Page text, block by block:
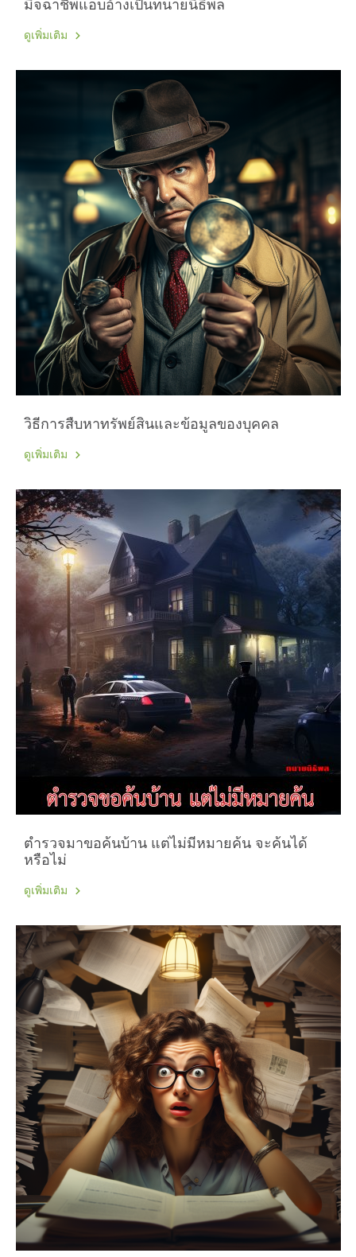
มิจฉาชีพแอบอ้างเป็นทนายนิธิพล
ดูเพิ่มเติม
วิธีการสืบหาทรัพย์สินและข้อมูลของบุคคล
ดูเพิ่มเติม
ตำรวจมาขอค้นบ้าน แต่ไม่มีหมายค้น จะค้นได้
หรือไม่
ดูเพิ่มเติม